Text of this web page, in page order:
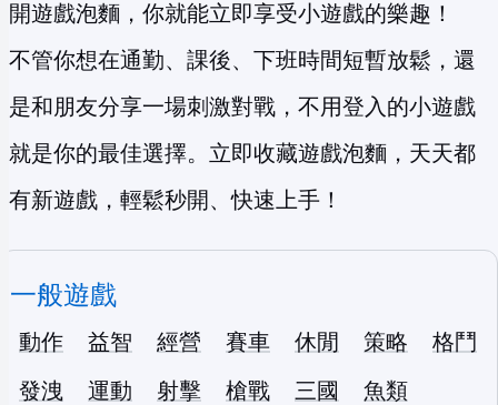
開遊戲泡麵，你就能立即享受小遊戲的樂趣！
不管你想在通勤、課後、下班時間短暫放鬆，還
是和朋友分享一場刺激對戰，不用登入的小遊戲
就是你的最佳選擇。立即收藏遊戲泡麵，天天都
有新遊戲，輕鬆秒開、快速上手！
一般遊戲
動作 益智 經營 賽車 休閒 策略
格鬥
發洩
運動 射擊 槍戰 三國
魚類